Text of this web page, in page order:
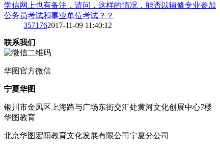
学信网上也有备注，请问，这样的情况，能否以辅修专业参加
公务员考试和事业单位考试？？
3571762017-11-09 11:40:12
联系我们
华图官方微信
宁夏华图
银川市金凤区上海路与广场东街交汇处黄河文化创展中心7楼
华图教育
北京华图宏阳教育文化发展有限公司宁夏分公司